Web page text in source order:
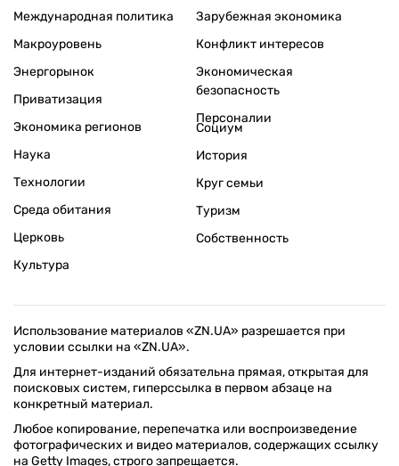
Международная политика
Макроуровень
Энергорынок
Приватизация
Экономика регионов
Зарубежная экономика
Конфликт интересов
Экономическая
безопасность
Персоналии
Наука
Технологии
Среда обитания
Церковь
Культура
Социум
История
Круг семьи
Туризм
Собственность
Использование материалов «ZN.UA» разрешается при
условии ссылки на «ZN.UA».
Для интернет-изданий обязательна прямая, открытая для
поисковых систем, гиперссылка в первом абзаце на
конкретный материал.
Любое копирование, перепечатка или воспроизведение
фотографических и видео материалов, содержащих ссылку
на Getty Images, строго запрещается.